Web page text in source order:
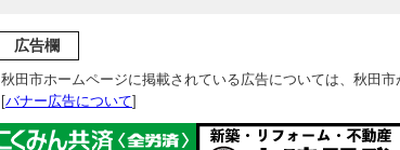
広告欄
秋田市ホームページに掲載されている広告については、秋田
[バナー広告について]